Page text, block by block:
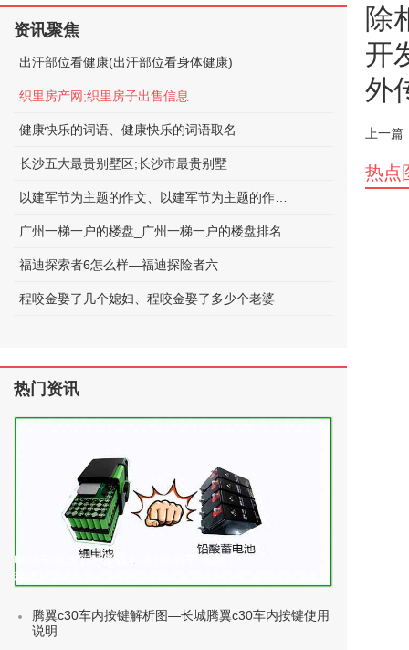
除
开
外
上一篇
资讯聚焦
出汗部位看健康(出汗部位看身体健康)
织里房产网;织里房子出售信息
健康快乐的词语、健康快乐的词语取名
长沙五大最贵别墅区;长沙市最贵别墅
广州一梯一户的楼盘_广州一梯一户的楼盘排名
福迪探索者6怎么样—福迪探险者六
程咬金娶了几个媳妇、程咬金娶了多少个老婆
热门资讯
电动车电池的种类及标准(电动车 电池
种类)
腾翼c30车内按键解析图—长城腾翼c30车内按键使用
说明
热点